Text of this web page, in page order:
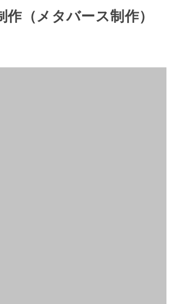
（メタバース制作）